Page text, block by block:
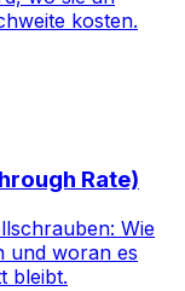
kosten.
Rate)
Wie
und woran es
bleibt.